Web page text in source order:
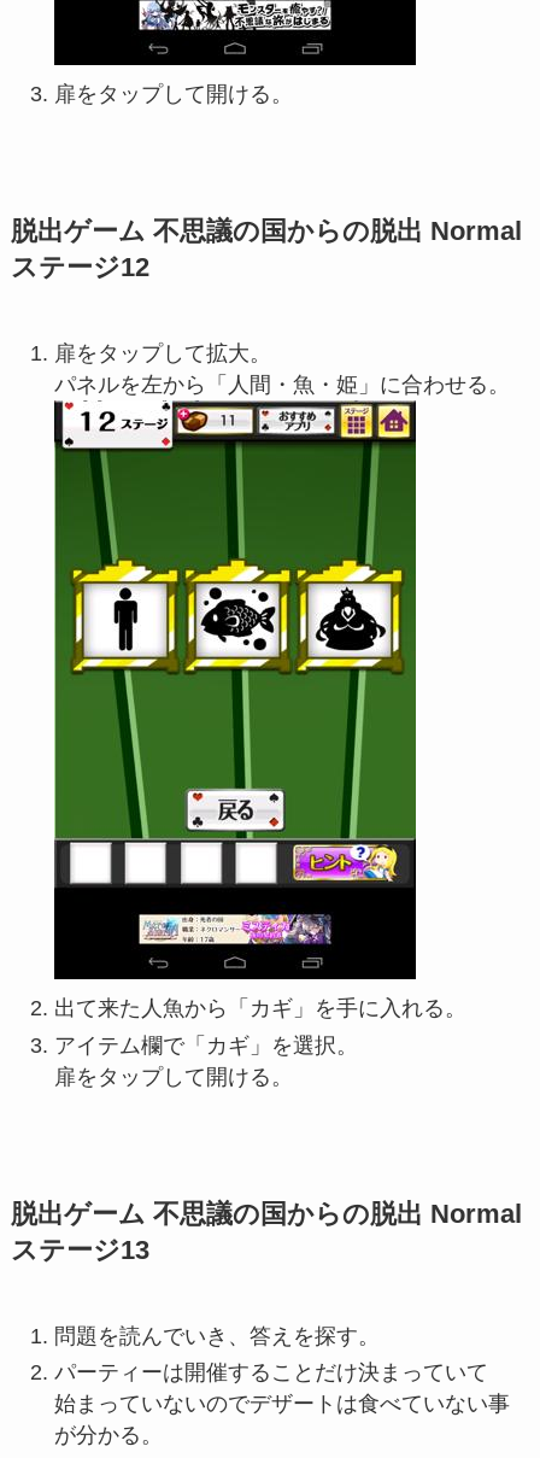
扉をタップして開ける。
脱出ゲーム 不思議の国からの脱出 Normal
ステージ12
扉をタップして拡大。
パネルを左から「人間・魚・姫」に合わせる。
出て来た人魚から「カギ」を手に入れる。
アイテム欄で「カギ」を選択。
扉をタップして開ける。
脱出ゲーム 不思議の国からの脱出 Normal
ステージ13
問題を読んでいき、答えを探す。
パーティーは開催することだけ決まっていて
始まっていないのでデザートは食べていない事
が分かる。